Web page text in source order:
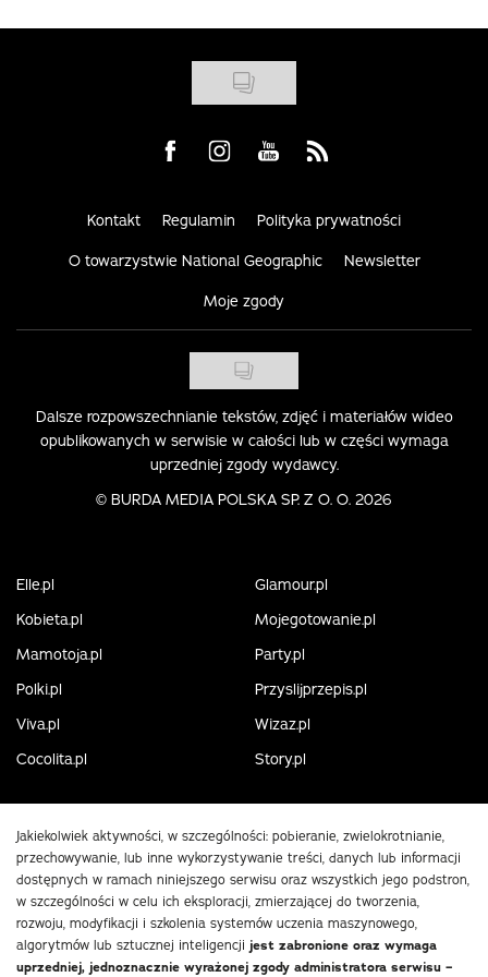
Visit us on Facebook
Visit us on Instagram
Visit us on Youtube
Visit us on Rss
Kontakt Regulamin Polityka prywatności
O towarzystwie National Geographic Newsletter
Moje zgody
Dalsze rozpowszechnianie tekstów, zdjęć i materiałów wideo
opublikowanych w serwisie w całości lub w części wymaga
uprzedniej zgody wydawcy.
© BURDA MEDIA POLSKA SP. Z O. O. 2026
Elle.pl
Glamour.pl
Kobieta.pl
Mojegotowanie.pl
Mamotoja.pl
Party.pl
Polki.pl
Przyslijprzepis.pl
Viva.pl
Wizaz.pl
Cocolita.pl
Story.pl
Jakiekolwiek aktywności, w szczególności: pobieranie, zwielokrotnianie,
przechowywanie, lub inne wykorzystywanie treści, danych lub informacji
dostępnych w ramach niniejszego serwisu oraz wszystkich jego podstron,
w szczególności w celu ich eksploracji, zmierzającej do tworzenia,
rozwoju, modyfikacji i szkolenia systemów uczenia maszynowego,
algorytmów lub sztucznej inteligencji jest zabronione oraz wymaga
uprzedniej, jednoznacznie wyrażonej zgody administratora serwisu –